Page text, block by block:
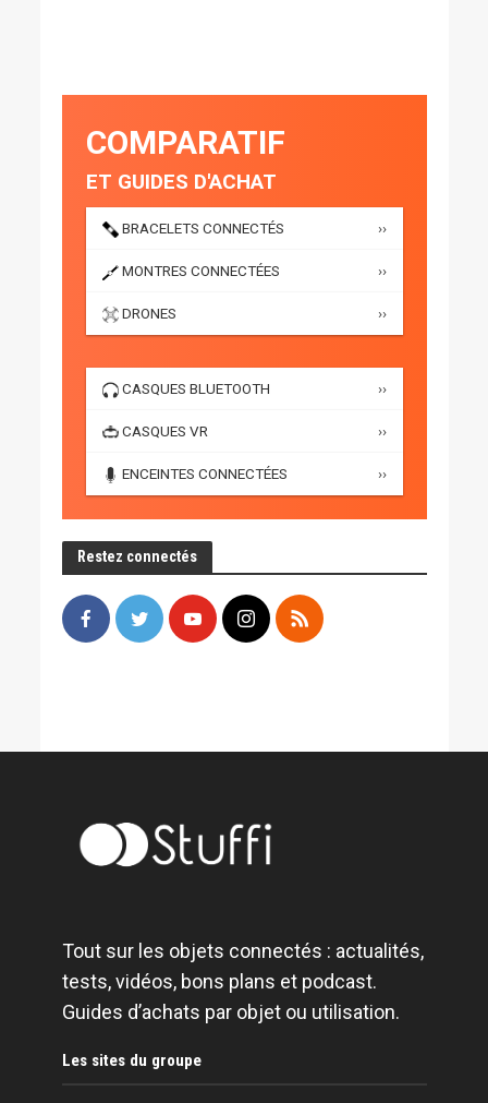
COMPARATIF
ET GUIDES D'ACHAT
BRACELETS CONNECTÉS ››
MONTRES CONNECTÉES ››
DRONES ››
CASQUES BLUETOOTH ››
CASQUES VR ››
ENCEINTES CONNECTÉES ››
Restez connectés
Tout sur les objets connectés : actualités,
tests, vidéos, bons plans et podcast.
Guides d’achats par objet ou utilisation.
Les sites du groupe